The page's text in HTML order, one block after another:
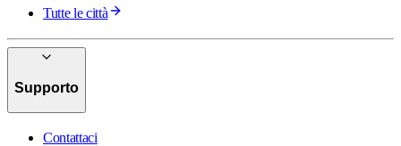
Tutte le città
Supporto
Contattaci